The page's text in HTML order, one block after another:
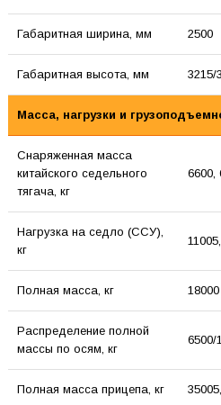
Габаритная ширина, мм 2500
Габаритная высота, мм 3215/
Масса, нагрузки и
Снаряженная масса
китайского седельного
тягача, кг
6600,
Нагрузка на седло (ССУ),
кг
Полная масса, кг 18000
Распределение полной
массы по осям, кг
6500/
Полная масса прицепа, кг